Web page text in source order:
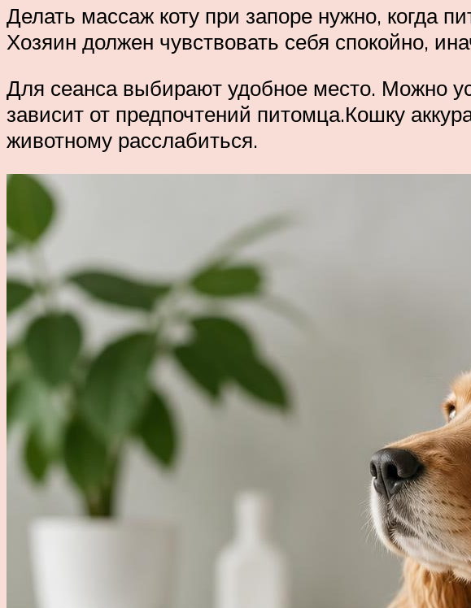
Делать массаж коту при запоре нужно, когда
Хозяин должен чувствовать себя спокойно,
Для сеанса выбирают удобное место. Можно
зависит от предпочтений питомца.Кошку
животному расслабиться.